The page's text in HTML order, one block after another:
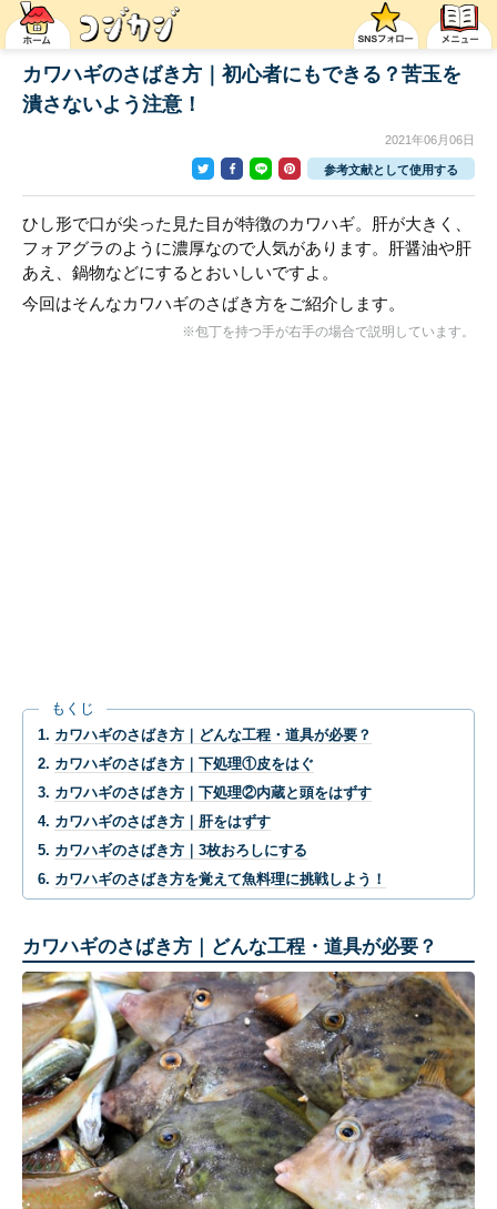
カワハギのさばき方｜初心者にもできる？苦玉を
潰さないよう注意！
2021年06月06日
参考文献として使用する
ひし形で口が尖った見た目が特徴のカワハギ。肝が大きく、
フォアグラのように濃厚なので人気があります。肝醤油や肝
あえ、鍋物などにするとおいしいですよ。
今回はそんなカワハギのさばき方をご紹介します。
※包丁を持つ手が右手の場合で説明しています。
もくじ
カワハギのさばき方｜どんな工程・道具が必要？
カワハギのさばき方｜下処理①皮をはぐ
カワハギのさばき方｜下処理②内蔵と頭をはずす
カワハギのさばき方｜肝をはずす
カワハギのさばき方｜3枚おろしにする
カワハギのさばき方を覚えて魚料理に挑戦しよう！
カワハギのさばき方｜どんな工程・道具が必要？